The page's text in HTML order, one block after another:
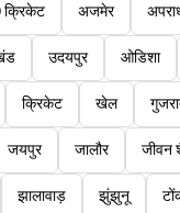
क्रिकेट अजमेर
उदयपुर ओडिशा
क्रिकेट खेल
जयपुर जालौर जीवन
झालावाड़ झुंझुनू